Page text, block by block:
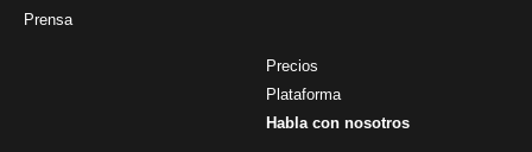
Prensa
Precios
Plataforma
Habla con nosotros